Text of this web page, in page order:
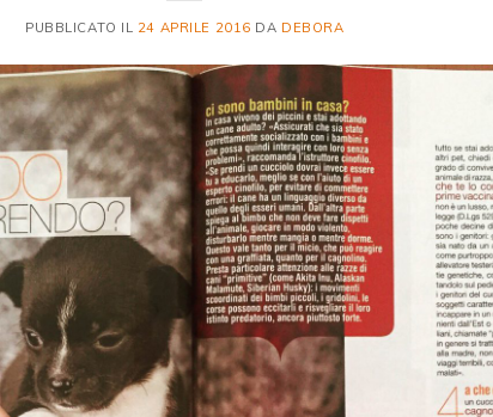
PUBBLICATO IL 24 APRILE 2016 DA DEBORA